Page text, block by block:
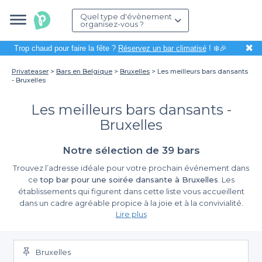
Quel type d'évènement
organisez-vous ?
Trop chaud pour faire la fête ? Réservez un bar climatisé! ❄️🎉 ✖
Privateaser Bars en Belgique Bruxelles
Les meilleurs bars dansants
- Bruxelles
Les meilleurs bars dansants -
Bruxelles
Notre sélection de 39 bars
Trouvez l’adresse idéale pour votre prochain événement dans
ce top bar pour une soirée dansante à Bruxelles . Les
établissements qui figurent dans cette liste vous accueillent
dans un cadre agréable propice à la joie et à la convivialité.
Bruxelles : la capitale de la fête
La capitale belge est réputée pour sa vie nocturne très animée.
Lire plus
Bruxelles